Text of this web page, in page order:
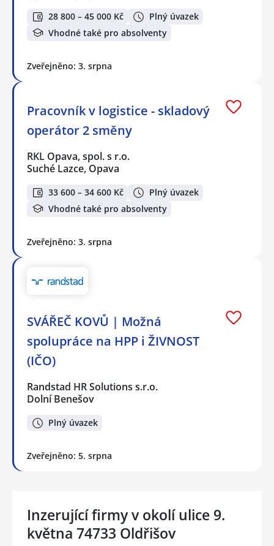
28 800 – 45 000 Kč
Plný úvazek
Vhodné také pro absolventy
Zveřejněno: 3. srpna
Pracovník v logistice - skladový
operátor 2 směny
RKL Opava, spol. s r.o.
Suché Lazce, Opava
33 600 – 34 600 Kč
Plný úvazek
Vhodné také pro absolventy
Zveřejněno: 3. srpna
SVÁŘEČ KOVŮ | Možná
spolupráce na HPP i ŽIVNOST
(IČO)
Randstad HR Solutions s.r.o.
Dolní Benešov
Plný úvazek
Zveřejněno: 5. srpna
Inzerující firmy v okolí ulice 9.
května 74733 Oldřišov